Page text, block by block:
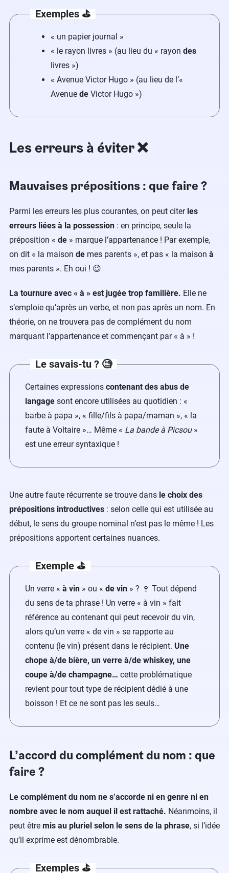
Exemples ⛳️
« un papier journal »
« le rayon livres » (au lieu du « rayon des
livres »)
« Avenue Victor Hugo » (au lieu de l’«
Avenue de Victor Hugo »)
Les erreurs à éviter ❌
Mauvaises prépositions : que faire ?
Parmi les erreurs les plus courantes, on peut citer les
erreurs liées à la possession : en principe, seule la
préposition « de » marque l’appartenance ! Par exemple,
on dit « la maison de mes parents », et pas « la maison à
mes parents ». Eh oui ! 😉
La tournure avec « à » est jugée trop familière. Elle ne
s’emploie qu’après un verbe, et non pas après un nom. En
théorie, on ne trouvera pas de complément du nom
marquant l’appartenance et commençant par « à » !
Le savais-tu ? 🧐
Certaines expressions contenant des abus de
langage sont encore utilisées au quotidien : «
barbe à papa », « fille/fils à papa/maman », « la
faute à Voltaire »… Même « La bande à Picsou»
est une erreur syntaxique !
Une autre faute récurrente se trouve dans le choix des
prépositions introductives : selon celle qui est utilisée au
début, le sens du groupe nominal n’est pas le même ! Les
prépositions apportent certaines nuances.
Exemple ⛳️
Un verre « à vin » ou « de vin » ? 🍷 Tout dépend
du sens de ta phrase ! Un verre « à vin » fait
référence au contenant qui peut recevoir du vin,
alors qu’un verre « de vin » se rapporte au
contenu (le vin) présent dans le récipient. Une
chope à/de bière, un verre à/de whiskey, une
coupe à/de champagne… cette problématique
revient pour tout type de récipient dédié à une
boisson ! Et ce ne sont pas les seuls…
L’accord du complément du nom : que
faire ?
Le complément du nom ne s’accorde ni en genre ni en
nombre avec le nom auquel il est rattaché. Néanmoins, il
peut être mis au pluriel selon le sens de la phrase, si l’idée
qu’il exprime est dénombrable.
Exemples ⛳️